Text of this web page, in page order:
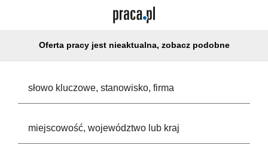
Oferta pracy jest nieaktualna, zobacz podobne